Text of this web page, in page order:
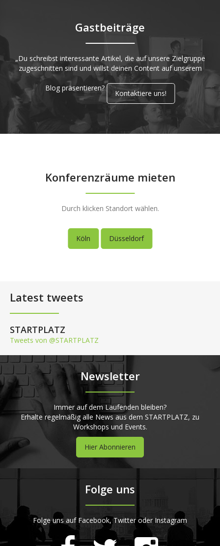
Gastbeiträge
„Du schreibst interessante Artikel, die auf unsere Zielgruppe
zugeschnitten sind und willst deinen Content auf unserem
Blog präsentieren?
Kontaktiere uns!
Konferenzräume mieten
Durch klicken Standort wählen.
Köln Düsseldorf
Latest tweets
STARTPLATZ
Tweets von @STARTPLATZ
Newsletter
Immer auf dem Laufenden bleiben?
Erhalte regelmäßig alle News aus dem STARTPLATZ, zu
Workshops und Events.
Hier Abonnieren
Folge uns
Folge uns auf Facebook, Twitter oder Instagram